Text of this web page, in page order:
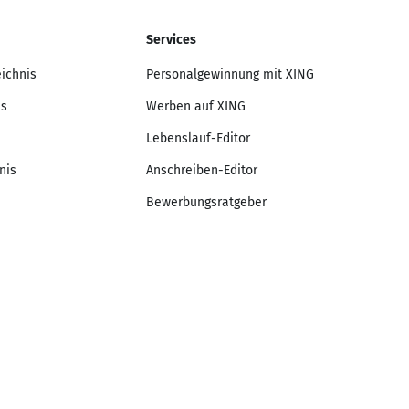
Services
Personalgewinnung mit XING
Werben auf XING
Lebenslauf-Editor
Anschreiben-Editor
Bewerbungsratgeber